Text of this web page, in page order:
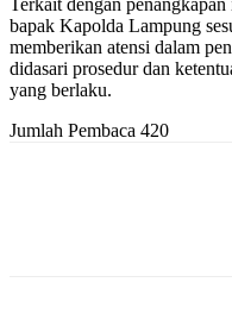
Terkait dengan
bapak Kapolda Lampung
memberikan atensi dalam
didasari prosedur dan
yang berlaku.
Jumlah Pembaca 420